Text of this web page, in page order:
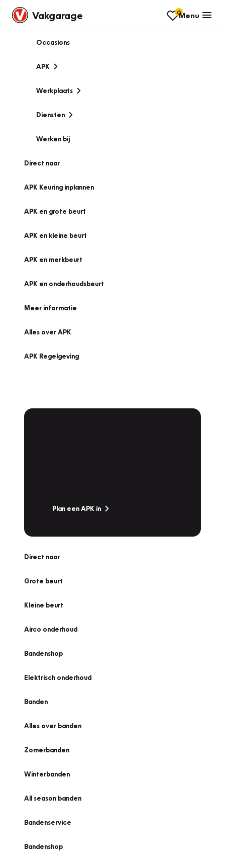
Vakgarage 0Menu
Occasions
APK
Werkplaats
Diensten
Werken bij
Direct naar
APK Keuring inplannen
APK en grote beurt
APK en kleine beurt
APK en merkbeurt
APK en onderhoudsbeurt
Meer informatie
Alles over APK
APK Regelgeving
Plan een APK in
Direct naar
Grote beurt
Kleine beurt
Airco onderhoud
Bandenshop
Elektrisch onderhoud
Banden
Alles over banden
Zomerbanden
Winterbanden
All season banden
Bandenservice
Bandenshop